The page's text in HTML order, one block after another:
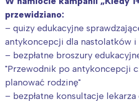
przewidziano:
– quizy edukacyjne
antykoncepcji dla nastolatków i
– bezpłatne broszury
"Przewodnik po antykoncepcji
planować rodzinę"
– bezpłatne konsultacje